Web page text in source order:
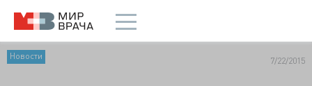
Новости 7/22/2015